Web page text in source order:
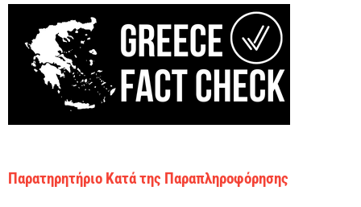
Παρατηρητήριο Κατά της Παραπληροφόρησης